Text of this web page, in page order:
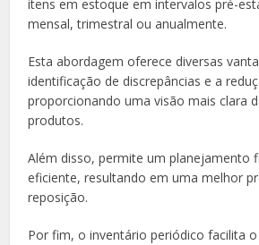
itens em estoque em intervalos pré-
mensal, trimestral ou anualmente.
Esta abordagem oferece diversas
identificação de discrepâncias e a
proporcionando uma visão mais clara
produtos.
Além disso, permite um planejamento
eficiente, resultando em uma melhor
reposição.
Por fim, o inventário periódico facilita